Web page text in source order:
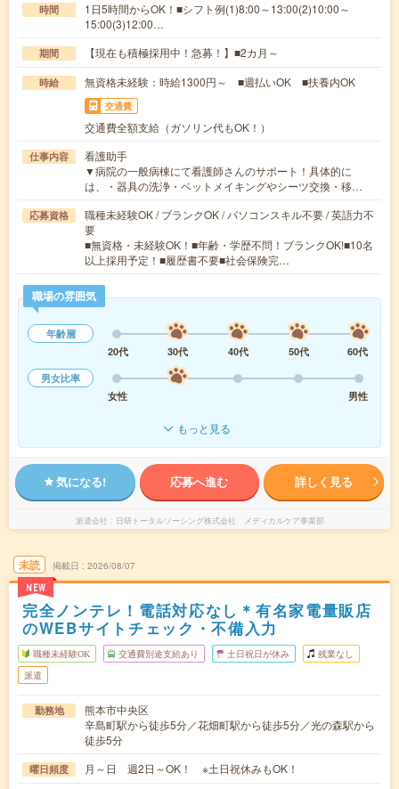
時間
1日5時間からOK！■シフト例(1)8:00～13:00(2)10:00～
15:00(3)12:00…
期間 【現在も積極採用中！急募！】■2カ月～
時給 無資格未経験：時給1300円～ ■週払いOK ■扶養内OK
交通費
交通費全額支給（ガソリン代もOK！）
仕事内容
看護助手
▼病院の一般病棟にて看護師さんのサポート！具体的に
は、・器具の洗浄・ベットメイキングやシーツ交換・移…
応募資格
職種未経験OK / ブランクOK / パソコンスキル不要 / 英語力不
要
■無資格・未経験OK！■年齢・学歴不問！ブランクOK!■10名
以上採用予定！■履歴書不要■社会保険完…
職場の雰囲気
年齢層
20代
30代 40代 50代
60代
男女比率
女性
男性
もっと見る
気になる! 応募へ進む 詳しく見る
派遣会社 日研トータルソーシング株式会社 メディカルケア事業部
未読
NEW
掲載日 2026/08/07
完全ノンテレ！電話対応なし＊有名家電量販店
のWEBサイトチェック・不備入力
職種未経験OK 交通費別途支給あり 土日祝日が休み 残業なし
派遣
勤務地
熊本市中央区
辛島町駅から徒歩5分／花畑町駅から徒歩5分／光の森駅から
徒歩5分
曜日頻度 月～日 週2日～OK！ ※土日祝休みもOK！